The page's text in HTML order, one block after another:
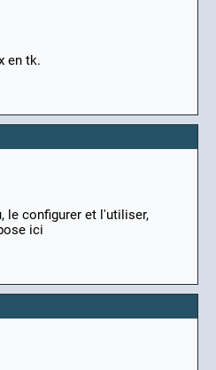
en tk.
le configurer et l'utiliser,
ici